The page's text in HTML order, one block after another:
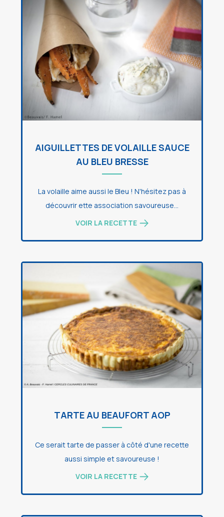
AIGUILLETTES DE VOLAILLE SAUCE
AU BLEU BRESSE
La volaille aime aussi le Bleu ! N'hésitez pas à
découvrir ette association savoureuse...
VOIR LA RECETTE
TARTE AU BEAUFORT AOP
Ce serait tarte de passer à côté d'une recette
aussi simple et savoureuse !
VOIR LA RECETTE